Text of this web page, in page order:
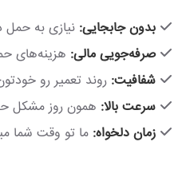
بدون جابجایی: نیازی به
صرفه‌جویی مالی: هزینه‌های
شفافیت: روند تعمیر رو
سرعت بالا: همون روز مشکل
زمان دلخواه: ما تو وقت شما